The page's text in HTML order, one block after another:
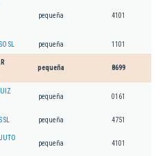
pequeña 4101
SL pequeña 1101
pequeña 8699
pequeña 0161
SL pequeña 4751
pequeña 4101